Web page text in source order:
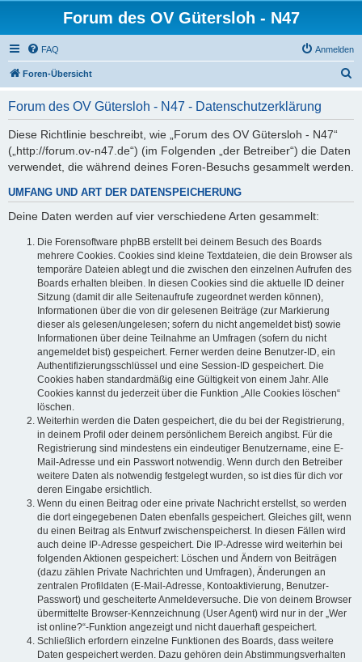
Forum des OV Gütersloh - N47
FAQ Anmelden
Foren-Übersicht
Forum des OV Gütersloh - N47 - Datenschutzerklärung
Diese Richtlinie beschreibt, wie „Forum des OV Gütersloh - N47“
(„http://forum.ov-n47.de“) (im Folgenden „der Betreiber“) die Daten
verwendet, die während deines Foren-Besuchs gesammelt werden.
UMFANG UND ART DER DATENSPEICHERUNG
Deine Daten werden auf vier verschiedene Arten gesammelt:
Die Forensoftware phpBB erstellt bei deinem Besuch des Boards
mehrere Cookies. Cookies sind kleine Textdateien, die dein Browser als
temporäre Dateien ablegt und die zwischen den einzelnen Aufrufen des
Boards erhalten bleiben. In diesen Cookies sind die aktuelle ID deiner
Sitzung (damit dir alle Seitenaufrufe zugeordnet werden können),
Informationen über die von dir gelesenen Beiträge (zur Markierung
dieser als gelesen/ungelesen; sofern du nicht angemeldet bist) sowie
Informationen über deine Teilnahme an Umfragen (sofern du nicht
angemeldet bist) gespeichert. Ferner werden deine Benutzer-ID, ein
Authentifizierungsschlüssel und eine Session-ID gespeichert. Die
Cookies haben standardmäßig eine Gültigkeit von einem Jahr. Alle
Cookies kannst du jederzeit über die Funktion „Alle Cookies löschen“
löschen.
Weiterhin werden die Daten gespeichert, die du bei der Registrierung,
in deinem Profil oder deinem persönlichem Bereich angibst. Für die
Registrierung sind mindestens ein eindeutiger Benutzername, eine E-
Mail-Adresse und ein Passwort notwendig. Wenn durch den Betreiber
weitere Daten als notwendig festgelegt wurden, so ist dies für dich vor
deren Eingabe ersichtlich.
Wenn du einen Beitrag oder eine private Nachricht erstellst, so werden
die dort eingegebenen Daten ebenfalls gespeichert. Gleiches gilt, wenn
du einen Beitrag als Entwurf zwischenspeicherst. In diesen Fällen wird
auch deine IP-Adresse gespeichert. Die IP-Adresse wird weiterhin bei
folgenden Aktionen gespeichert: Löschen und Ändern von Beiträgen
(dazu zählen Private Nachrichten und Umfragen), Änderungen an
zentralen Profildaten (E-Mail-Adresse, Kontoaktivierung, Benutzer-
Passwort) und gescheiterte Anmeldeversuche. Die von deinem Browser
übermittelte Browser-Kennzeichnung (User Agent) wird nur in der „Wer
ist online?“-Funktion angezeigt und nicht dauerhaft gespeichert.
Schließlich erfordern einzelne Funktionen des Boards, dass weitere
Daten gespeichert werden. Dazu gehören dein Abstimmungsverhalten